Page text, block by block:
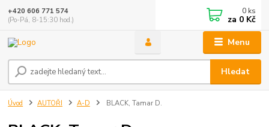
Menu
Hledat
+420 606 771 574
(Po-Pá, 8-15:30 hod.)
0 ks
za 0 Kč
Úvod AUTOŘI A-D BLACK, Tamar D.